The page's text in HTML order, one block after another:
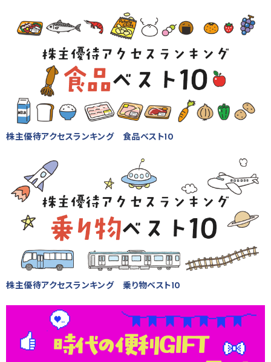
株主優待アクセスランキング 食品ベスト10
株主優待アクセスランキング 乗り物ベスト10